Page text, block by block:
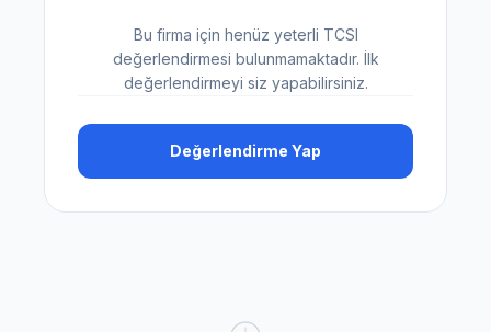
Bu firma için henüz yeterli TCSI
değerlendirmesi bulunmamaktadır. İlk
değerlendirmeyi siz yapabilirsiniz.
Değerlendirme Yap